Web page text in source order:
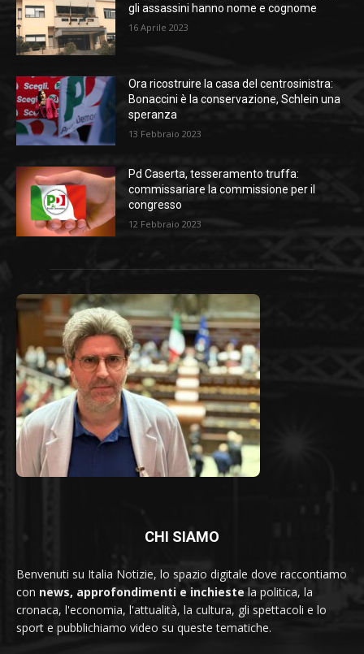
gli assassini hanno nome e cognome
16 Aprile 2023
Ora ricostruire la casa del centrosinistra:
Bonaccini è la conservazione, Schlein una
speranza
13 Febbraio 2023
Pd Caserta, tesseramento truffa:
commissariare la commissione per il
congresso
12 Febbraio 2023
CHI SIAMO
Benvenuti su Italia Notizie, lo spazio digitale dove raccontiamo
con news, approfondimenti e inchieste la politica, la
cronaca, l'economia, l'attualità, la cultura, gli spettacoli e lo
sport e pubblichiamo video su queste tematiche.